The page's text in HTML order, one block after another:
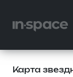
Карта